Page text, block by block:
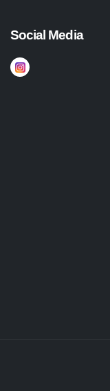
Social Media